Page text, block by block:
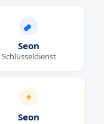
Seon
Schlüsseldienst
Seon